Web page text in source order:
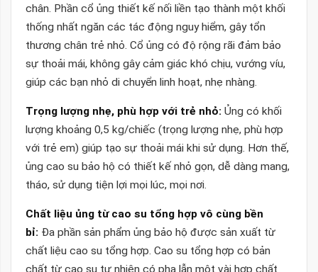
chân. Phần cổ ủng thiết kế nối liền tạo thành một khối
thống nhất ngăn các tác động nguy hiểm, gây tổn
thương chân trẻ nhỏ. Cổ ủng có độ rộng rãi đảm bảo
sự thoải mái, không gây cảm giác khó chịu, vướng víu,
giúp các bạn nhỏ di chuyển linh hoạt, nhẹ nhàng.
Trọng lượng nhẹ, phù hợp với trẻ nhỏ: Ủng có khối
lượng khoảng 0,5 kg/chiếc (trọng lượng nhẹ, phù hợp
với trẻ em) giúp tạo sự thoải mái khi sử dụng. Hơn thế,
ủng cao su bảo hộ có thiết kế nhỏ gọn, dễ dàng mang,
tháo, sử dụng tiện lợi mọi lúc, mọi nơi.
Chất liệu ủng từ cao su tổng hợp vô cùng bền
bỉ: Đa phần sản phẩm ủng bảo hộ được sản xuất từ
chất liệu cao su tổng hợp. Cao su tổng hợp có bản
chất từ cao su tự nhiên có pha lẫn một vài hợp chất